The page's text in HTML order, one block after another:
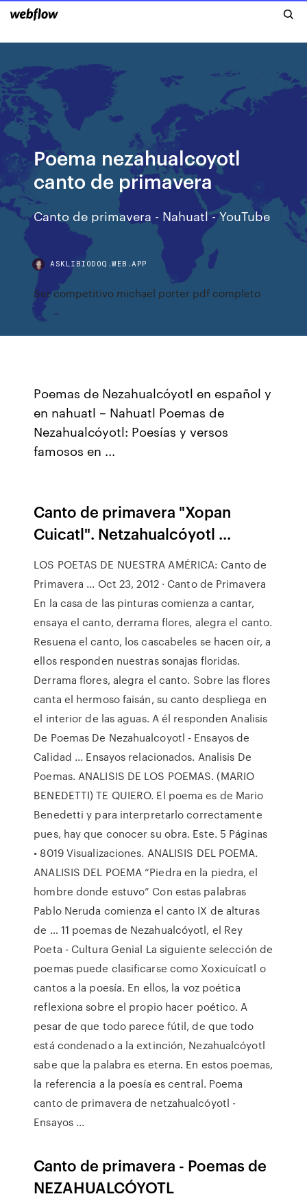
Poema nezahualcoyotl
canto de primavera
Canto de primavera - Nahuatl - YouTube
ASKLIBIODOQ.WEB.APP
Ser competitivo michael porter pdf completo
Poemas de Nezahualcóyotl en español y
en nahuatl – Nahuatl Poemas de
Nezahualcóyotl: Poesías y versos
famosos en ...
Canto de primavera "Xopan
Cuicatl". Netzahualcóyotl ...
LOS POETAS DE NUESTRA AMÉRICA: Canto de
Primavera ... Oct 23, 2012 · Canto de Primavera
En la casa de las pinturas comienza a cantar,
ensaya el canto, derrama flores, alegra el canto.
Resuena el canto, los cascabeles se hacen oír, a
ellos responden nuestras sonajas floridas.
Derrama flores, alegra el canto. Sobre las flores
canta el hermoso faisán, su canto despliega en
el interior de las aguas. A él responden Analisis
De Poemas De Nezahualcoyotl - Ensayos de
Calidad ... Ensayos relacionados. Analisis De
Poemas. ANALISIS DE LOS POEMAS. (MARIO
BENEDETTI) TE QUIERO. El poema es de Mario
Benedetti y para interpretarlo correctamente
pues, hay que conocer su obra. Este. 5 Páginas
• 8019 Visualizaciones. ANALISIS DEL POEMA.
ANALISIS DEL POEMA “Piedra en la piedra, el
hombre donde estuvo” Con estas palabras
Pablo Neruda comienza el canto IX de alturas
de … 11 poemas de Nezahualcóyotl, el Rey
Poeta - Cultura Genial La siguiente selección de
poemas puede clasificarse como Xoxicuícatl o
cantos a la poesía. En ellos, la voz poética
reflexiona sobre el propio hacer poético. A
pesar de que todo parece fútil, de que todo
está condenado a la extinción, Nezahualcóyotl
sabe que la palabra es eterna. En estos poemas,
la referencia a la poesía es central. Poema
canto de primavera de netzahualcóyotl -
Ensayos ...
Canto de primavera - Poemas de
NEZAHUALCÓYOTL